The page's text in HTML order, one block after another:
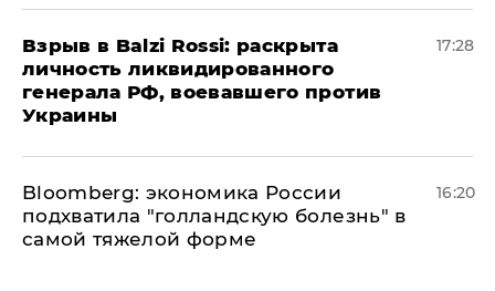
​Взрыв в Balzi Rossi: раскрыта
личность ликвидированного
генерала РФ, воевавшего против
Украины
17:28
Bloomberg: экономика России
подхватила "голландскую болезнь" в
самой тяжелой форме
16:20